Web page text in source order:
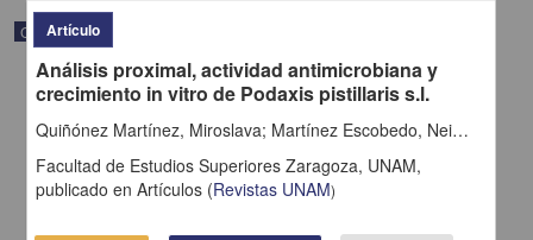
Correspondencia postal
Artículo
Análisis proximal, actividad antimicrobiana y
crecimiento in vitro de Podaxis pistillaris s.l.
Quiñónez Martínez, Miroslava; Martínez Escobedo, Neida Aurora; Nájera Medellín, Jesús Alejandro; Valero Galván, José; Garza Ocañas, Fortunato
Facultad de Estudios Superiores Zaragoza, UNAM,
publicado enArtículos (Revistas UNAM)